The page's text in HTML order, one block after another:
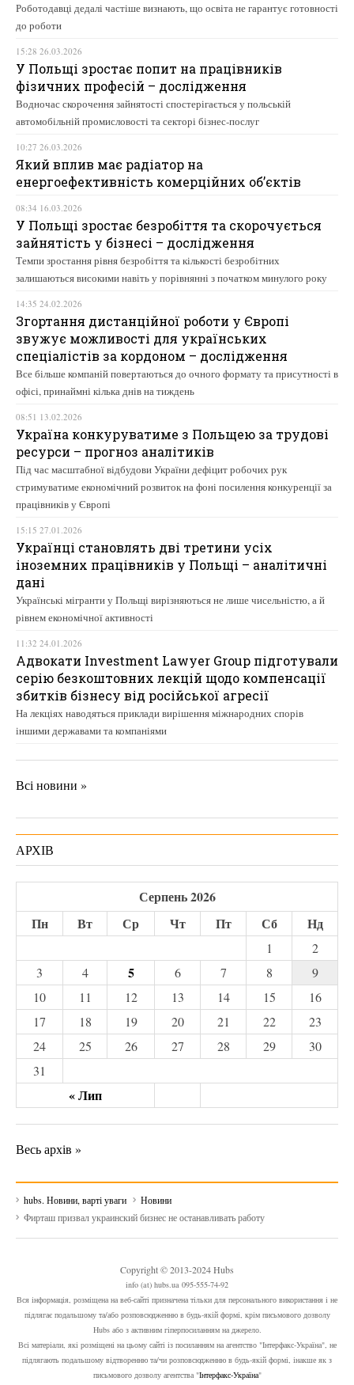
Роботодавці дедалі частіше визнають, що освіта не гарантує готовності
до роботи
15:28 26.03.2026
У Польщі зростає попит на працівників
фізичних професій – дослідження
Водночас скорочення зайнятості спостерігається у польській
автомобільній промисловості та секторі бізнес-послуг
10:27 26.03.2026
Який вплив має радіатор на
енергоефективність комерційних об’єктів
08:34 16.03.2026
У Польщі зростає безробіття та скорочується
зайнятість у бізнесі – дослідження
Темпи зростання рівня безробіття та кількості безробітних
залишаються високими навіть у порівнянні з початком минулого року
14:35 24.02.2026
Згортання дистанційної роботи у Європі
звужує можливості для українських
спеціалістів за кордоном – дослідження
Все більше компаній повертаються до очного формату та присутності в
офісі, принаймні кілька днів на тиждень
08:51 13.02.2026
Україна конкуруватиме з Польщею за трудові
ресурси – прогноз аналітиків
Під час масштабної відбудови України дефіцит робочих рук
стримуватиме економічний розвиток на фоні посилення конкуренції за
працівників у Європі
15:15 27.01.2026
Українці становлять дві третини усіх
іноземних працівників у Польщі – аналітичні
дані
Українські мігранти у Польщі вирізняються не лише чисельністю, а й
рівнем економічної активності
11:32 24.01.2026
Адвокати Investment Lawyer Group підготували
серію безкоштовних лекцій щодо компенсації
збитків бізнесу від російської агресії
На лекціях наводяться приклади вирішення міжнародних спорів
іншими державами та компаніями
Всі новини »
АРХІВ
Серпень 2026
Пн
Вт Ср Чт Пт Сб Нд
« Лип
1
2
3
4 5 6 7 8
9
10
11 12 13 14 15
16
17
18 19 20 21 22
23
24
25 26 27 28 29
30
31
Весь архів »
hubs. Новини, варті уваги
Новини
Фирташ призвал украинский бизнес не останавливать работу
Copyright © 2013-2024 Hubs
info (at) hubs.ua 095-555-74-92
Вся інформація, розміщена на веб-сайті призначена тільки для персонального використання і не
підлягає подальшому та/або розповсюдженню в будь-якій формі, крім письмового дозволу
Hubs або з активним гіперпосиланням на джерело.
Всі матеріали, які розміщені на цьому сайті із посиланням на агентство "Інтерфакс-Україна", не
підлягають подальшому відтворенню та/чи розповсюдженню в будь-якій формі, інакше як з
письмового дозволу агентства "Інтерфакс-Україна"